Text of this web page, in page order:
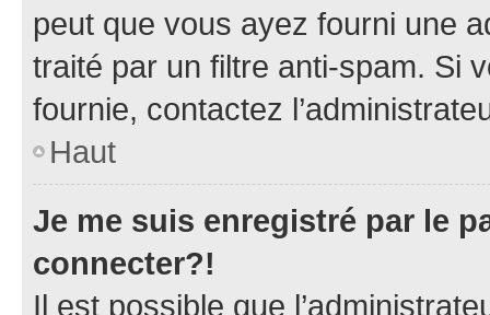
peut que vous ayez fourni une
traité par un filtre anti-spam. Si
fournie, contactez
Haut
Je me suis enregistré par le
connecter?!
Il est possible que